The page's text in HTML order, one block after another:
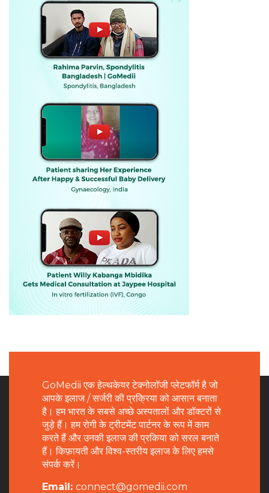
GoMedii एक हेल्थकेयर टेक्नोलॉजी प्लेटफॉर्म है जो
आपके इलाज / सर्जरी की प्रक्रिया को आसान बनाता
है। हम भारत के सबसे अच्छे अस्पतालों और डॉक्टरों से
जुड़े हैं। हम रोगी के ट्रीटमेंट पार्टनर के रूप में काम
करते हैं और उनकी इलाज की प्रकिया को सरल बनाते
हैं। किफ़ायती और विश्व-स्तरीय इलाज के लिए हमसे
संपर्क करें।
Email: connect@gomedii.com